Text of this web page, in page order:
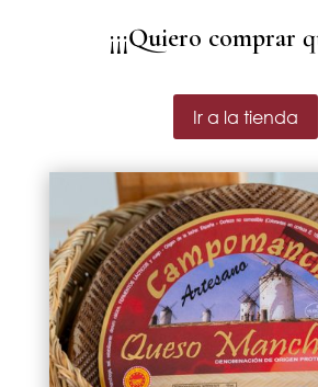
¡¡¡Quiero comprar
Ir a la tienda